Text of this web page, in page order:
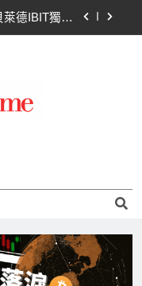
萊德IBIT獨佔
關鍵 期貨槓
比率逼近0.65
德IBIT獨佔
總統道德條
塊鏈、NFT、加密貨